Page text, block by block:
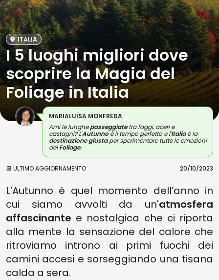
ITALIA
I 5 luoghi migliori dove
scoprire la Magia del
Foliage in Italia
MARIALUISA MONFREDA
Ami le lunghepasseggiatetra faggi, aceri e
castagni? L'Autunnoè il tempo perfetto e l'Italiaè la
destinazione giustaper sperimentare tutte le emozioni
delFoliage.
📆 ULTIMO AGGIORNAMENTO 20/10/2023
L’Autunno è quel momento dell’anno in
cui siamo avvolti da un'atmosfera
affascinante e nostalgica che ci riporta
alla mente la sensazione del calore che
ritroviamo introno ai primi fuochi dei
camini accesi e sorseggiando una tisana
calda a sera.